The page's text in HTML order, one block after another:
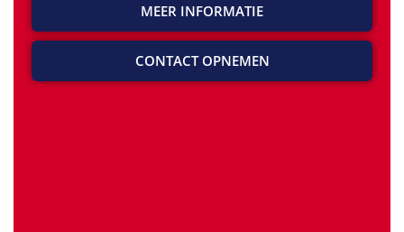
MEER INFORMATIE
CONTACT OPNEMEN